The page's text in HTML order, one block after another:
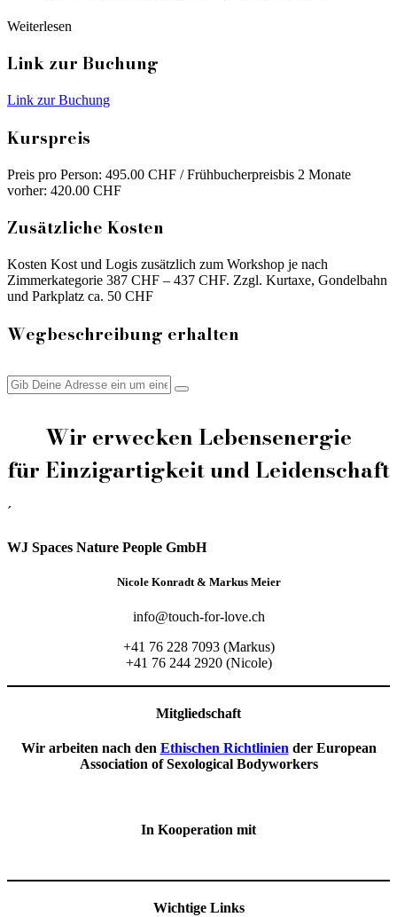
Weiterlesen
Link zur Buchung
Link zur Buchung
Kurspreis
Preis pro Person: 495.00 CHF / Frühbucherpreisbis 2 Monate
vorher: 420.00 CHF
Zusätzliche Kosten
Kosten Kost und Logis zusätzlich zum Workshop je nach
Zimmerkategorie 387 CHF – 437 CHF. Zzgl. Kurtaxe, Gondelbahn
und Parkplatz ca. 50 CHF
Wegbeschreibung erhalten
Wir erwecken Lebensenergie
für Einzigartigkeit und Leidenschaft
´
WJ Spaces Nature People GmbH
Nicole Konradt & Markus Meier
info@touch-for-love.ch
+41 76 228 7093 (Markus)
+41 76 244 2920 (Nicole)
Mitgliedschaft
Wir arbeiten nach den Ethischen Richtlinien der European
Association of Sexological Bodyworkers
In Kooperation mit
Wichtige Links